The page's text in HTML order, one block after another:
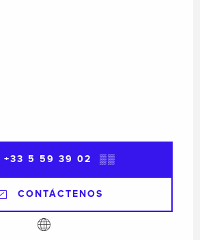
+33 5 59 39 02 ▒▒
CONTÁCTENOS